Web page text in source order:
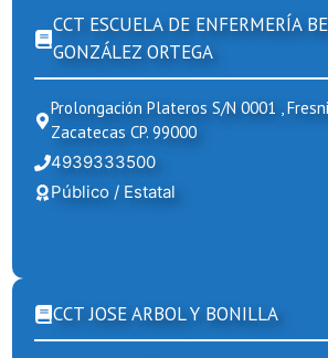
CCT ESCUELA DE ENFERMERÍA
GONZÁLEZ ORTEGA
Prolongación Plateros S/N 0001 ,
Zacatecas CP. 99000
4939333500
Público / Estatal
CCT JOSE ARBOL Y BONILLA